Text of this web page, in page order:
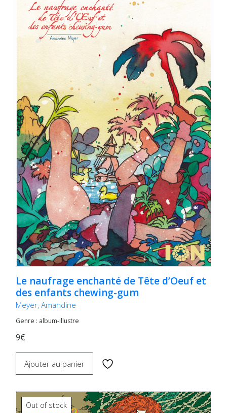
Le naufrage enchanté de Tête d’Oeuf et
des enfants chewing-gum
Meyer, Amandine
Genre : album-illustre
9€
Ajouter au panier
Out of stock